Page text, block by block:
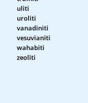
uliti
uroliti
vanadiniti
vesuvianiti
wahabiti
zeoliti